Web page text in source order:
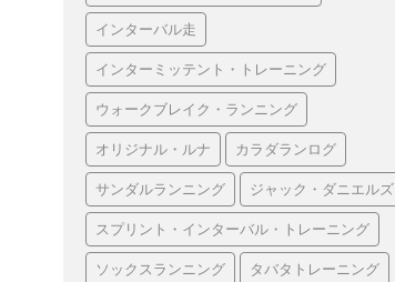
インターバル走
インターミッテント・トレーニング
ウォークブレイク・ランニング
オリジナル・ルナ カラダランログ
サンダルランニング ジャック・ダニエルズ
スプリント・インターバル・トレーニング
ソックスランニング タバタトレーニング